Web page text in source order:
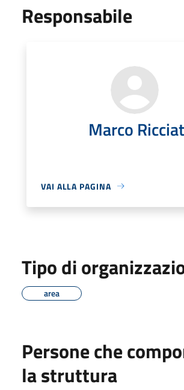
Responsabile
Marco
VAI ALLA PAGINA
Tipo di
area
Persone che
la struttura